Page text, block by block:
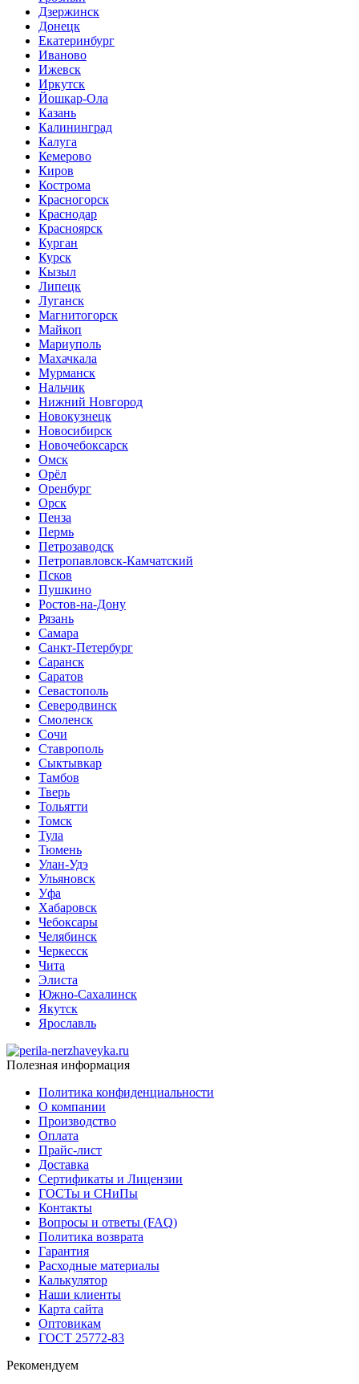
Дзержинск
Донецк
Екатеринбург
Иваново
Ижевск
Иркутск
Йошкар-Ола
Казань
Калининград
Калуга
Кемерово
Киров
Кострома
Красногорск
Краснодар
Красноярск
Курган
Курск
Кызыл
Липецк
Луганск
Магнитогорск
Майкоп
Мариуполь
Махачкала
Мурманск
Нальчик
Нижний Новгород
Новокузнецк
Новосибирск
Новочебоксарск
Омск
Орёл
Оренбург
Орск
Пенза
Пермь
Петрозаводск
Петропавловск-Камчатский
Псков
Пушкино
Ростов-на-Дону
Рязань
Самара
Санкт-Петербург
Саранск
Саратов
Севастополь
Северодвинск
Смоленск
Сочи
Ставрополь
Сыктывкар
Тамбов
Тверь
Тольятти
Томск
Тула
Тюмень
Улан-Удэ
Ульяновск
Уфа
Хабаровск
Чебоксары
Челябинск
Черкесск
Чита
Элиста
Южно-Сахалинск
Якутск
Ярославль
Полезная информация
Политика конфиденциальности
О компании
Производство
Оплата
Прайс-лист
Доставка
Сертификаты и Лицензии
ГОСТы и СНиПы
Контакты
Вопросы и ответы (FAQ)
Политика возврата
Гарантия
Расходные материалы
Калькулятор
Наши клиенты
Карта сайта
Оптовикам
ГОСТ 25772-83
Рекомендуем